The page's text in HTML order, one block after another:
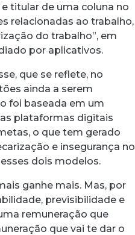
titular de uma coluna no
relacionadas ao trabalho,
do trabalho”, em
por aplicativos.
que se reflete, no
ainda a serem
foi baseada em um
plataformas digitais
o que tem gerado
e insegurança no
dois modelos.
ganhe mais. Mas, por
previsibilidade e
remuneração que
que vai te dar o